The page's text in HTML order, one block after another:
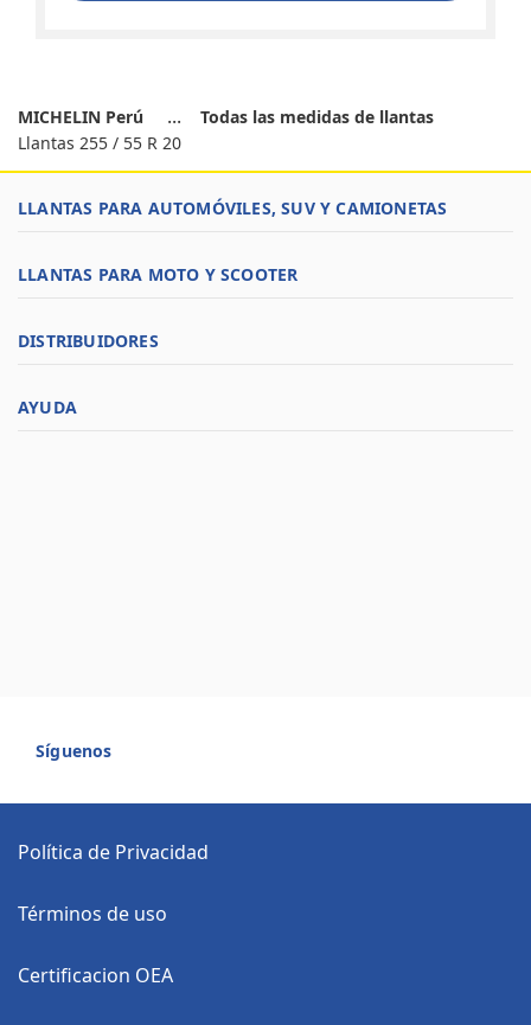
MICHELIN Perú
Todas las medidas de llantas
Llantas 255 / 55 R 20
LLANTAS PARA AUTOMÓVILES, SUV Y CAMIONETAS
LLANTAS PARA MOTO Y SCOOTER
DISTRIBUIDORES
AYUDA
Síguenos
Política de Privacidad
Términos de uso
Certificacion OEA